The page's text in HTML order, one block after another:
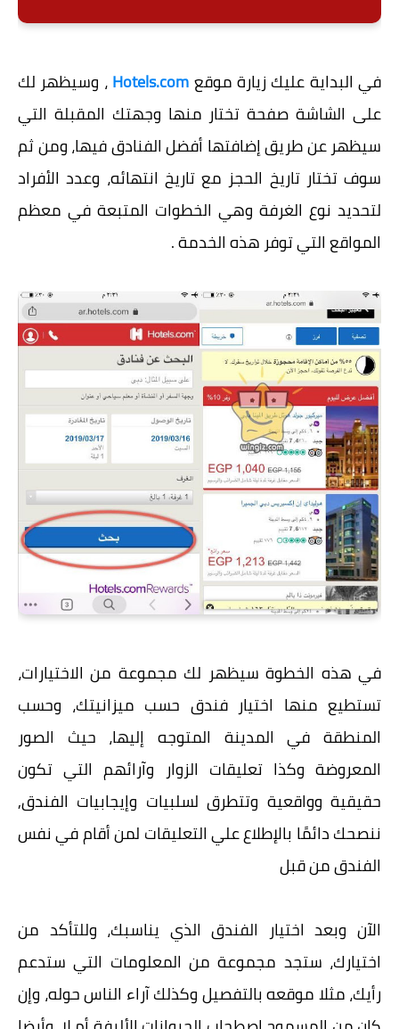
في البداية عليك زيارة موقعHotels.com، وسيظهر لك
على الشاشة صفحة تختار منها وجهتك المقبلة التي
سيظهر عن طريق إضافتها أفضل الفنادق فيها، ومن ثم
سوف تختار تاريخ الحجز مع تاريخ انتهائه، وعدد الأفراد
لتحديد نوع الغرفة وهي الخطوات المتبعة في معظم
المواقع التي توفر هذه الخدمة .
في هذه الخطوة سيظهر لك مجموعة من الاختيارات،
تستطيع منها اختيار فندق حسب ميزانيتك، وحسب
المنطقة في المدينة المتوجه إليها، حيث الصور
المعروضة وكذا تعليقات الزوار وآرائهم التي تكون
حقيقية وواقعية وتتطرق لسلبيات وإيجابيات الفندق,
ننصحك دائمًا بالإطلاع علي التعليقات لمن أقام في نفس
الفندق من قبل
الآن وبعد اختيار الفندق الذي يناسبك، وللتأكد من
اختيارك، ستجد مجموعة من المعلومات التي ستدعم
رأيك، مثلا موقعه بالتفصيل وكذلك آراء الناس حوله، وإن